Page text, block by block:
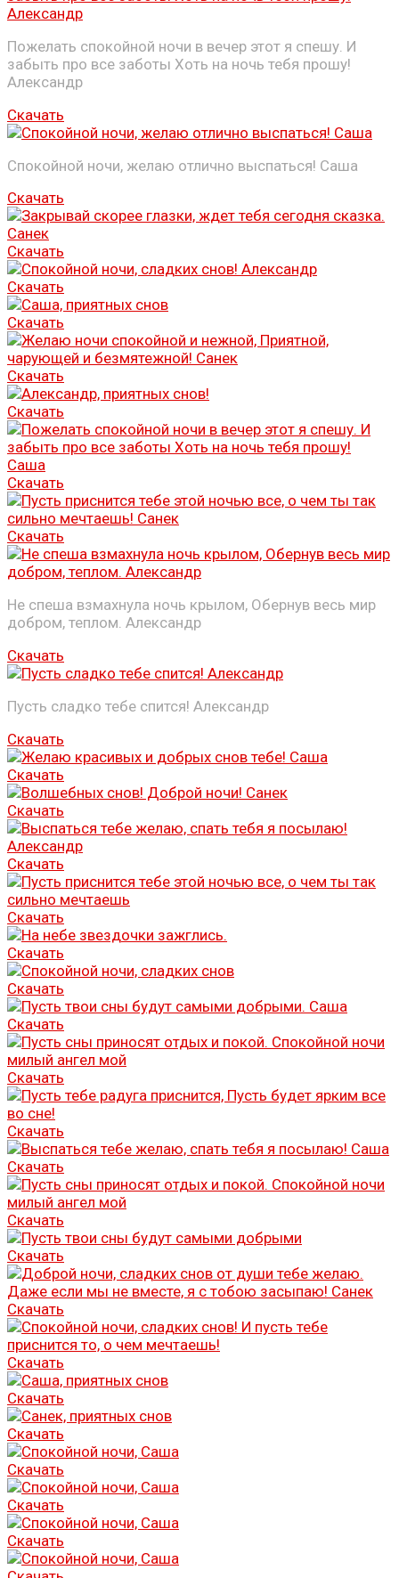
Пожелать спокойной ночи в вечер этот я спешу. И
забыть про все заботы Хоть на ночь тебя прошу!
Александр
Скачать
Спокойной ночи, желаю отлично выспаться! Саша
Скачать
Скачать
Скачать
Скачать
Скачать
Скачать
Скачать
Скачать
Не спеша взмахнула ночь крылом, Обернув весь мир
добром, теплом. Александр
Скачать
Пусть сладко тебе спится! Александр
Скачать
Скачать
Скачать
Скачать
Скачать
Скачать
Скачать
Скачать
Скачать
Скачать
Скачать
Скачать
Скачать
Скачать
Скачать
Скачать
Скачать
Скачать
Скачать
Скачать